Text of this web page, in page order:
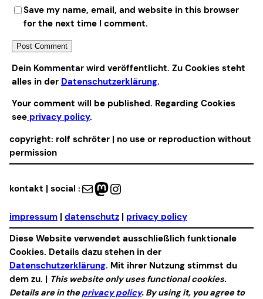
Save my name, email, and website in this browser
for the next time I comment.
Alternative:
Dein Kommentar wird veröffentlicht. Zu Cookies steht
alles in der Datenschutzerklärung.
Your comment will be published. Regarding Cookies
see privacy policy.
copyright: rolf schröter | no use or reproduction without
permission
kontakt | social : Mail Mastodon Instagram
impressum | datenschutz | privacy policy
Diese Website verwendet ausschließlich funktionale
Cookies. Details dazu stehen in der
Datenschutzerklärung. Mit ihrer Nutzung stimmst du
dem zu. | This website only uses functional cookies.
Details are in theprivacy policy. By using it, you agree to